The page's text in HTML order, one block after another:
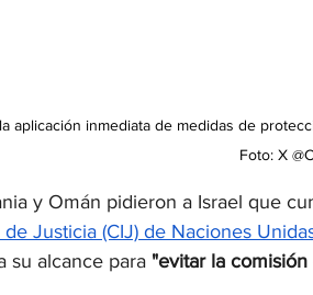
aplicación inmediata de medidas de
Foto: X
y Omán pidieron a Israel que
Justicia (CIJ) de Naciones
su alcance para "evitar la